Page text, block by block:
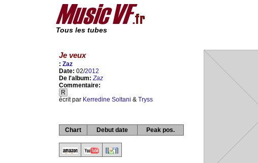
Tous les tubes
Je veux
: Zaz
Date: 02/2012
De l'album:Zaz
Commentaire:
R
écrit par Kerredine Soltani & Tryss
Chart Debut date Peak pos.